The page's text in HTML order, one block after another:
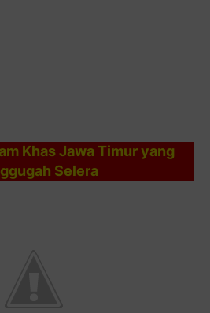
Khas Jawa Timur yang
Selera